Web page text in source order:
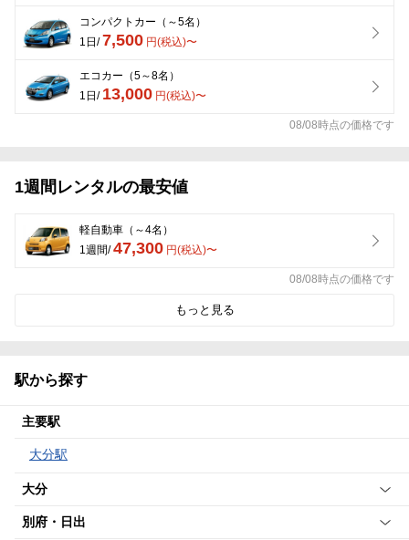
コンパクトカー（～5名）
1日/7,500 円(税込)〜
エコカー（5～8名）
1日/ 13,000 円(税込)〜
08/08時点の価格です
1週間レンタルの最安値
軽自動車（～4名）
1週間/47,300 円(税込)〜
08/08時点の価格です
もっと見る
駅から探す
主要駅
大分駅
大分
別府・日出